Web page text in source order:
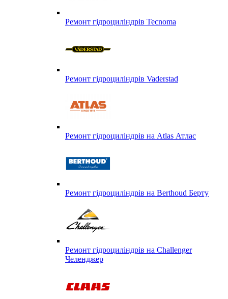
Ремонт гідроциліндрів Tecnoma
Ремонт гідроциліндрів Vaderstad
Ремонт гідроциліндрів на Atlas Атлас
Ремонт гідроциліндрів на Berthoud Берту
Ремонт гідроциліндрів на Challenger
Челенджер